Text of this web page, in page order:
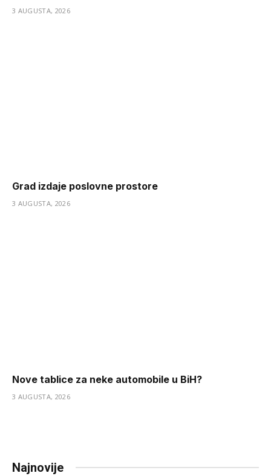
3 AUGUSTA, 2026
Grad izdaje poslovne prostore
3 AUGUSTA, 2026
Nove tablice za neke automobile u BiH?
3 AUGUSTA, 2026
Najnovije